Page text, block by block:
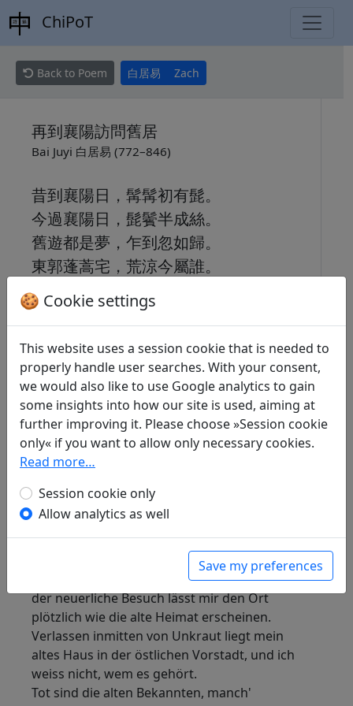
ChiPoT
Back to Poem 白居易 Zach
再到襄陽訪問舊居
Bai Juyi 白居易 (772–846)
昔到襄陽日，髯髯初有髭。
今過襄陽日，髭鬢半成絲。
舊遊都是夢，乍到忽如歸。
東郭蓬蒿宅，荒涼今屬誰。
故知多零落，閭井亦遷移。
獨有秋江水，煙波似舊時。
Noch einmal komme ich nach Hsiang-
yang und suche meine alte Wohnung
auf
Erwin von Zach (1872–1942)
Als ich zum erstenmal nach Hsiang-yang kam,
sprosste dem Jüngling der erste Bart.
Nun da ich Hsiang-yang von neuem besuch, ist
Bart und Schläfenhaar halbergraut.
Meine einstigen Wanderungen hier sind mir
alle schon zu Traumgebilden geworden, doch
der neuerliche Besuch lässt mir den Ort
plötzlich wie die alte Heimat erscheinen.
Verlassen inmitten von Unkraut liegt mein
altes Haus in der östlichen Vorstadt, und ich
weiss nicht, wem es gehört.
Tot sind die alten Bekannten, manch'
🍪 Cookie settings
This website uses a session cookie that is needed to
properly handle user searches. With your consent,
we would also like to use Google analytics to gain
some insights into how our site is used, aiming at
further improving it. Please choose »Session cookie
only« if you want to allow only necessary cookies.
Read more…
Session cookie only
Allow analytics as well
Save my preferences